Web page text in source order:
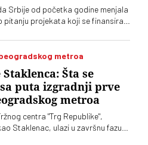
Srbije od početka godine menjala
pitanju projekata koji se finansiraju
metroa
Staklenca: Šta se
puta izgradnji prve
metroa
centra "Trg Republike",
Staklenac, ulazi u završnu fazu.